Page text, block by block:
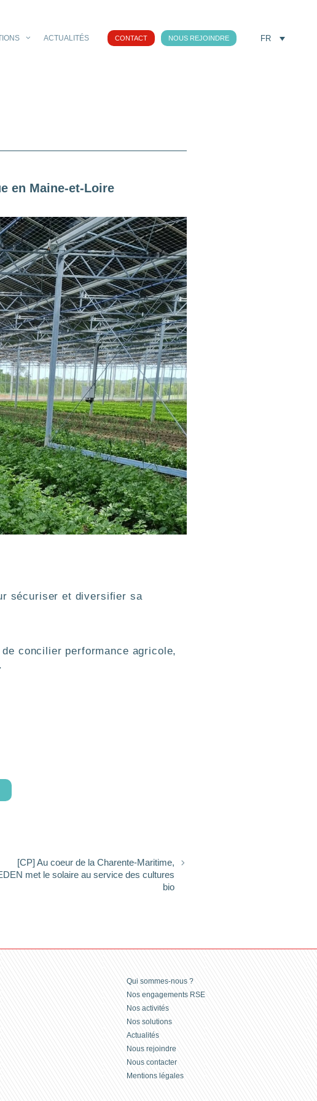
ACTUALITÉS CONTACT NOUS REJOINDRE FR
en Maine-et-Loire
sécuriser et diversifier sa
concilier performance agricole,
[CP] Au coeur de la Charente-Maritime,
met le solaire au service des cultures
bio
Qui sommes-nous ?
Nos engagements RSE
Nos activités
Nos solutions
Actualités
Nous rejoindre
Nous contacter
Mentions légales